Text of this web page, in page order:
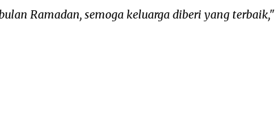
Ramadan, semoga keluarga diberi yang terbaik,"